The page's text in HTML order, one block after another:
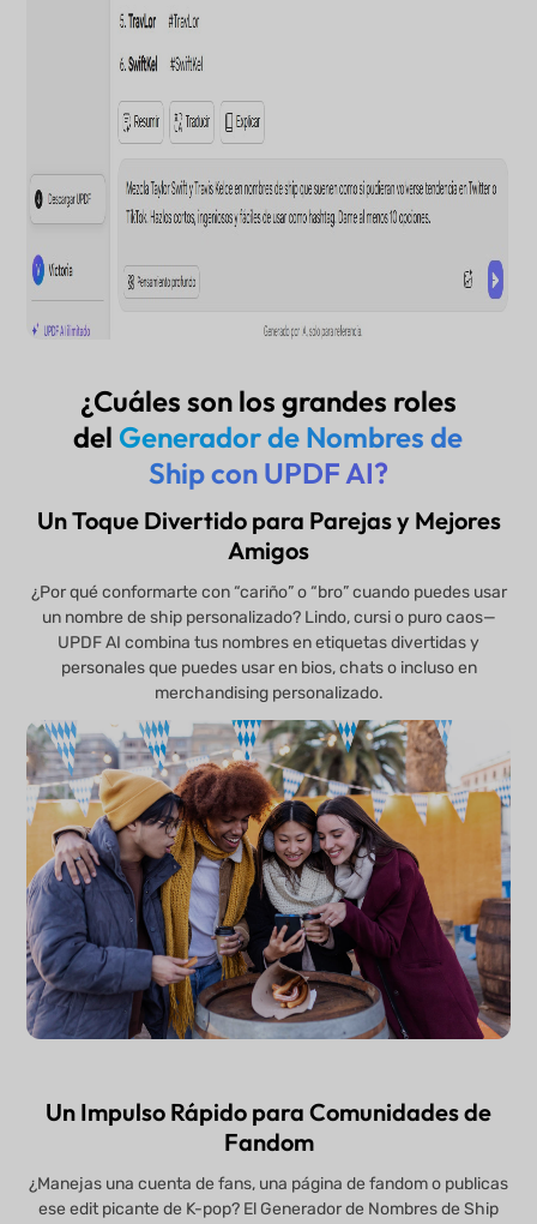
¿Cuáles son los grandes roles
del Generador de Nombres de
Ship con UPDF AI?
Un Toque Divertido para Parejas y Mejores
Amigos
¿Por qué conformarte con “cariño” o “bro” cuando puedes usar
un nombre de ship personalizado? Lindo, cursi o puro caos—
UPDF AI combina tus nombres en etiquetas divertidas y
personales que puedes usar en bios, chats o incluso en
merchandising personalizado.
Un Impulso Rápido para Comunidades de
Fandom
¿Manejas una cuenta de fans, una página de fandom o publicas
ese edit picante de K-pop? El Generador de Nombres de Ship